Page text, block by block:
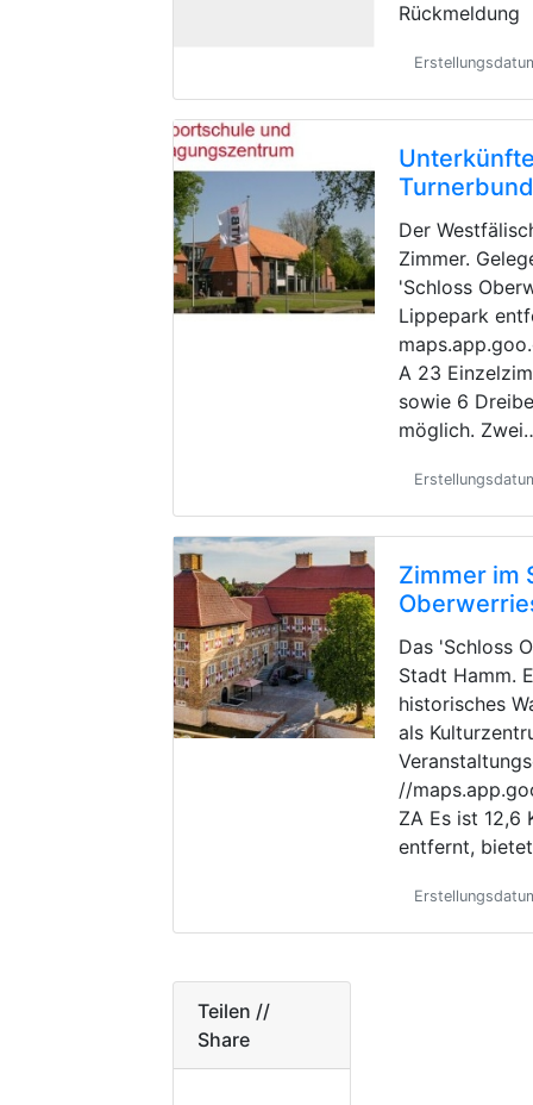
Rückmeldung
Der
Zimmer.
'Schloss
Lippepark
A 23
sowie 6
möglich.
Zimmer im
Das 'Schloss
Stadt Hamm.
historisches
als
//
ZA Es ist 12,6
entfernt,
Teilen //
Share